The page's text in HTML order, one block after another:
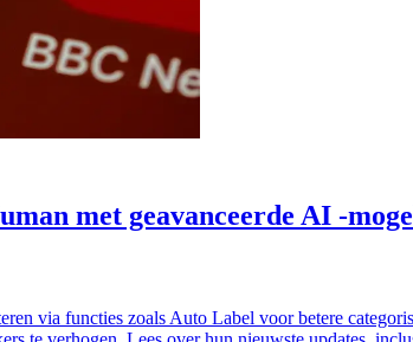
met geavanceerde AI -
via functies zoals Auto Label voor betere